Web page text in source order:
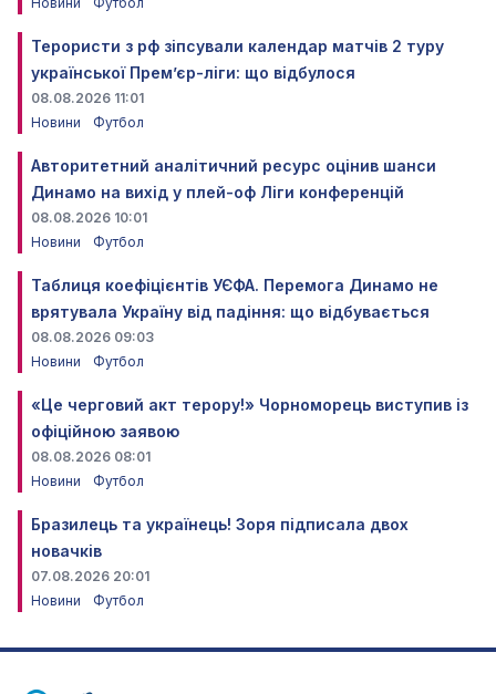
Терористи з рф зіпсували календар матчів 2 туру
української Прем’єр-ліги: що відбулося
08.08.2026 11:01
Новини
Футбол
Авторитетний аналітичний ресурс оцінив шанси
Динамо на вихід у плей-оф Ліги конференцій
08.08.2026 10:01
Новини
Футбол
Таблиця коефіцієнтів УЄФА. Перемога Динамо не
врятувала Україну від падіння: що відбувається
08.08.2026 09:03
Новини
Футбол
«Це черговий акт терору!» Чорноморець виступив із
офіційною заявою
08.08.2026 08:01
Новини
Футбол
Бразилець та українець! Зоря підписала двох
новачків
07.08.2026 20:01
Новини
Футбол